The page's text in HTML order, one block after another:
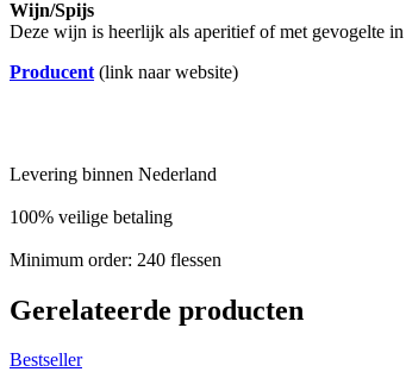
Wijn/Spijs
Deze wijn is heerlijk als aperitief of met gevogelte in
Producent (link naar website)
Levering binnen Nederland
100% veilige betaling
Minimum order: 240 flessen
Gerelateerde producten
Bestseller